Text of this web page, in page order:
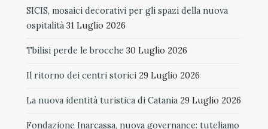
SICIS, mosaici decorativi per gli spazi della nuova
ospitalità 31 Luglio 2026
Tbilisi perde le brocche 30 Luglio 2026
Il ritorno dei centri storici 29 Luglio 2026
La nuova identità turistica di Catania 29 Luglio 2026
Fondazione Inarcassa, nuova governance: tuteliamo